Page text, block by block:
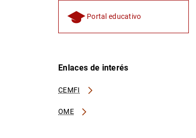
Portal educativo
Enlaces de interés
CEMFI
OME